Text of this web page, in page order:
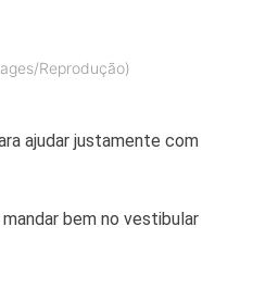
Reprodução)
ajudar justamente com
bem no vestibular